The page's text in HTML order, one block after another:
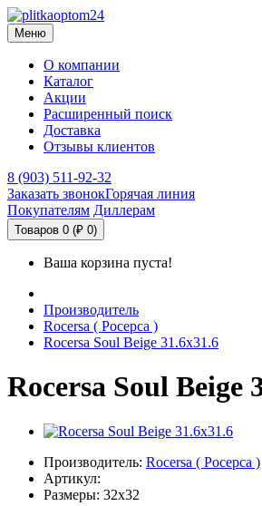
Меню
О компании
Каталог
Акции
Расширенный поиск
Доставка
Отзывы клиентов
8 (903) 511-92-32
Заказать звонокГорячая линия
Покупателям Диллерам
Товаров 0 (₽ 0)
Ваша корзина пуста!
Производитель
Rocersa ( Росерса )
Rocersa Soul Beige 31.6x31.6
Rocersa Soul Beige
Производитель: Rocersa ( Росерса )
Артикул:
Размеры: 32x32